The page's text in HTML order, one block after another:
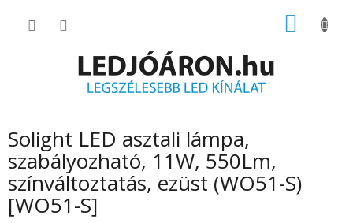
KOSÁR
Solight LED asztali lámpa,
szabályozható, 11W, 550Lm,
színváltoztatás, ezüst (WO51-S)
[WO51-S]